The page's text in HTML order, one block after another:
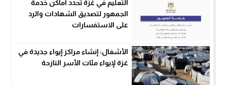
التعليم في غزة تحدد أماكن خدمة
الجمهور لتصديق الشهادات والرد
على الاستفسارات
الأشغال: إنشاء مراكز إيواء جديدة في
غزة لإيواء مئات الأسر النازحة